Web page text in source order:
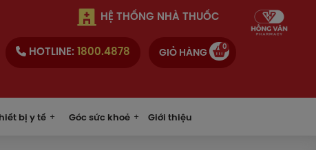
HỆ THỐNG NHÀ THUỐC
HOTLINE: 1800.4878 GIỎ HÀNG
0
bị y tế Góc sức khoẻ Giới thiệu